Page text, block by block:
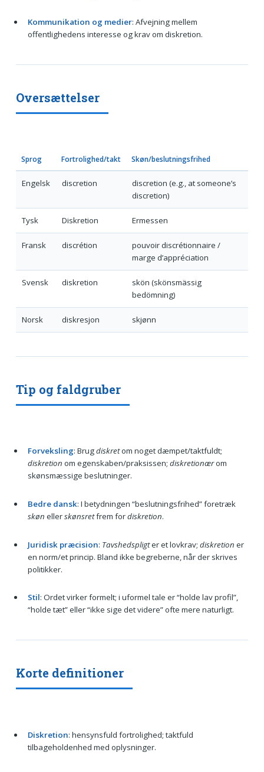
Kommunikation og medier: Afvejning mellem
offentlighedens interesse og krav om diskretion.
Oversættelser
Sprog Fortrolighed/takt Skøn/beslutningsfrihed
Engelsk discretion
discretion (e.g., at someone’s
discretion)
Tysk Diskretion Ermessen
Fransk discrétion
pouvoir discrétionnaire /
marge d’appréciation
Svensk diskretion
skön (skönsmässig
bedömning)
Norsk diskresjon skjønn
Tip og faldgruber
Forveksling: Brugdiskretom noget dæmpet/taktfuldt;
diskretion om egenskaben/praksissen; diskretionærom
skønsmæssige beslutninger.
Bedre dansk: I betydningen “beslutningsfrihed” foretræk
skøn ellerskønsretfrem fordiskretion.
Juridisk præcision: Tavshedspligter et lovkrav; diskretion er
en norm/et princip. Bland ikke begreberne, når der skrives
politikker.
Stil: Ordet virker formelt; i uformel tale er “holde lav profil”,
“holde tæt” eller “ikke sige det videre” ofte mere naturligt.
Korte definitioner
Diskretion: hensynsfuld fortrolighed; taktfuld
tilbageholdenhed med oplysninger.